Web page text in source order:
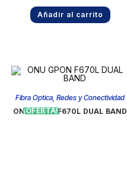
Añadir al carrito
¡OFERTA!
Fibra Optica,Redes y Conectividad
ONU GPON F670L DUAL BAND